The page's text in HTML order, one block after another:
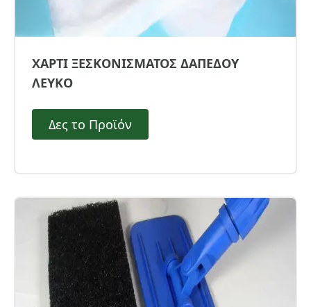
ΧΑΡΤΙ ΞΕΣΚΟΝΙΣΜΑΤΟΣ ΔΑΠΕΔΟΥ
ΛΕΥΚΟ
Δες το Προϊόν